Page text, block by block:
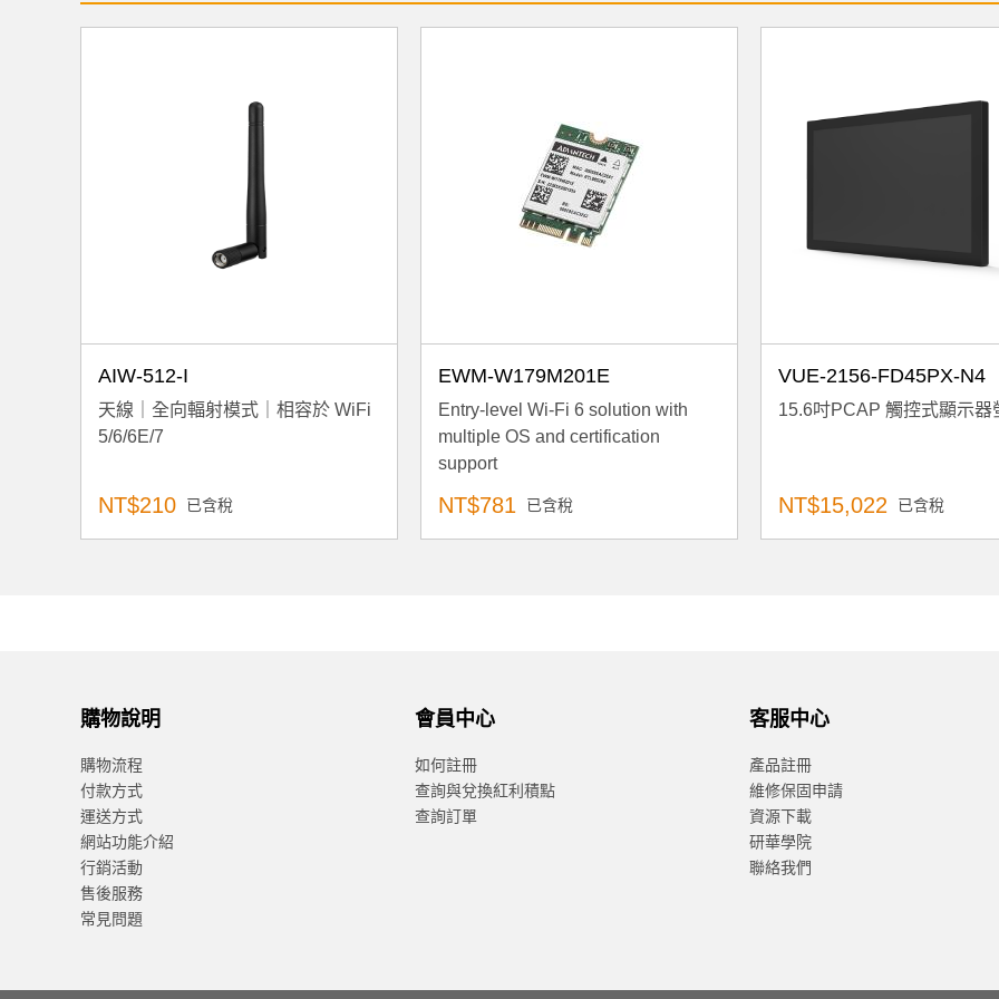
AIW-512-I
天線｜全向輻射模式｜相容於 WiFi
5/6/6E/7
NT$210 已含稅
EWM-W179M201E
Entry-level Wi-Fi 6 solution with
multiple OS and certification
support
NT$781 已含稅
VUE-2156-FD45PX-N4
15.6吋PCAP 觸控式顯示器
NT$15,022 已含稅
購物說明
購物流程
付款方式
運送方式
網站功能介紹
行銷活動
售後服務
常見問題
會員中心
如何註冊
查詢與兌換紅利積點
查詢訂單
客服中心
產品註冊
維修保固申請
資源下載
研華學院
聯絡我們